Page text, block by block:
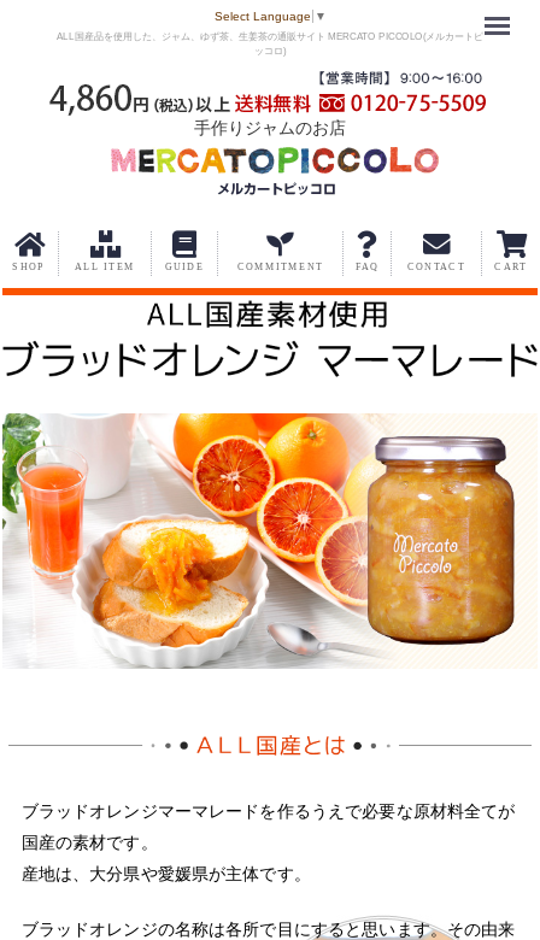
ALL国産品を使用した、ジャム、ゆず茶、生姜茶の通販サイト MERCATO PICCOLO(メルカートピ
ッコロ)
Select Language ▼
手作りジャムのお店
ブラッドオレンジマーマレードを作るうえで必要な原材料全てが
国産の素材です。
産地は、大分県や愛媛県が主体です。
ブラッドオレンジの名称は各所で目にすると思います。その由来